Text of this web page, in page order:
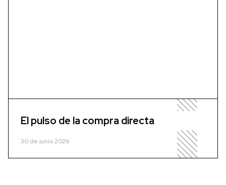
El pulso de la compra directa
30 de junio 2026